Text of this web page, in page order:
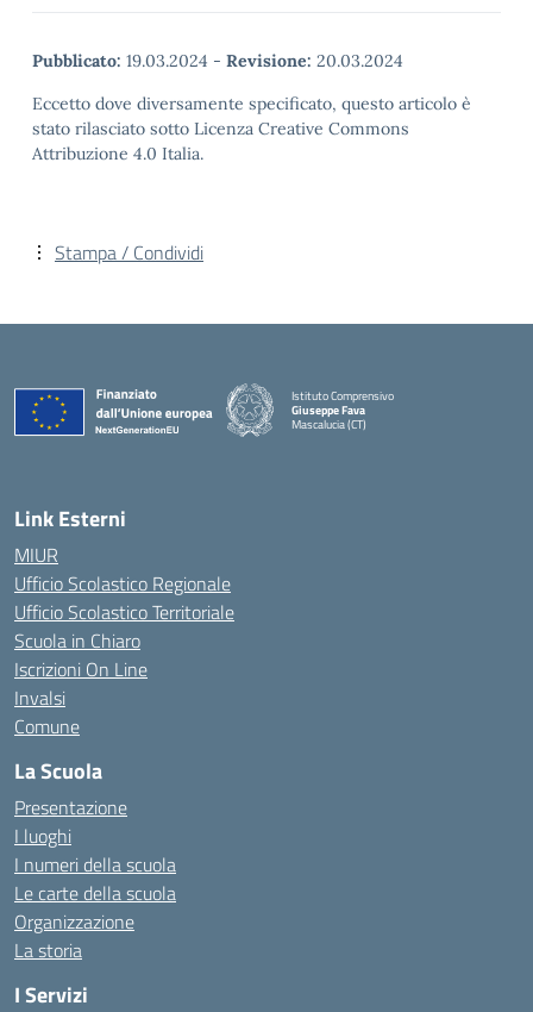
Pubblicato: 19.03.2024 - Revisione: 20.03.2024
Eccetto dove diversamente specificato, questo articolo è
stato rilasciato sotto Licenza Creative Commons
Attribuzione 4.0 Italia.
Stampa / Condividi
Istituto Comprensivo
Giuseppe Fava
Mascalucia (CT)
Link Esterni
MIUR
Ufficio Scolastico Regionale
Ufficio Scolastico Territoriale
Scuola in Chiaro
Iscrizioni On Line
Invalsi
Comune
La Scuola
Presentazione
I luoghi
I numeri della scuola
Le carte della scuola
Organizzazione
La storia
I Servizi